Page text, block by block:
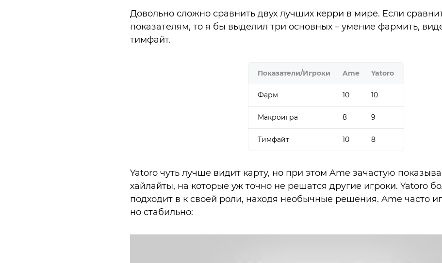
Довольно сложно сравнить двух лучших керри в мире. Если
показателям, то я бы выделил три основных – умение фармить,
тимфайт.
Показатели/Игроки Ame Yatoro
Фарм 10 10
Макроигра 8 9
Тимфайт 10 8
Yatoro чуть лучше видит карту, но при этом Ame зачастую
хайлайты, на которые уж точно не решатся другие игроки. Yatoro
подходит в к своей роли, находя необычные решения. Ame часто
но стабильно: